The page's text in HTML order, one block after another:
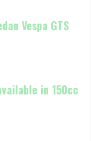
Vespa GTS
in 150cc